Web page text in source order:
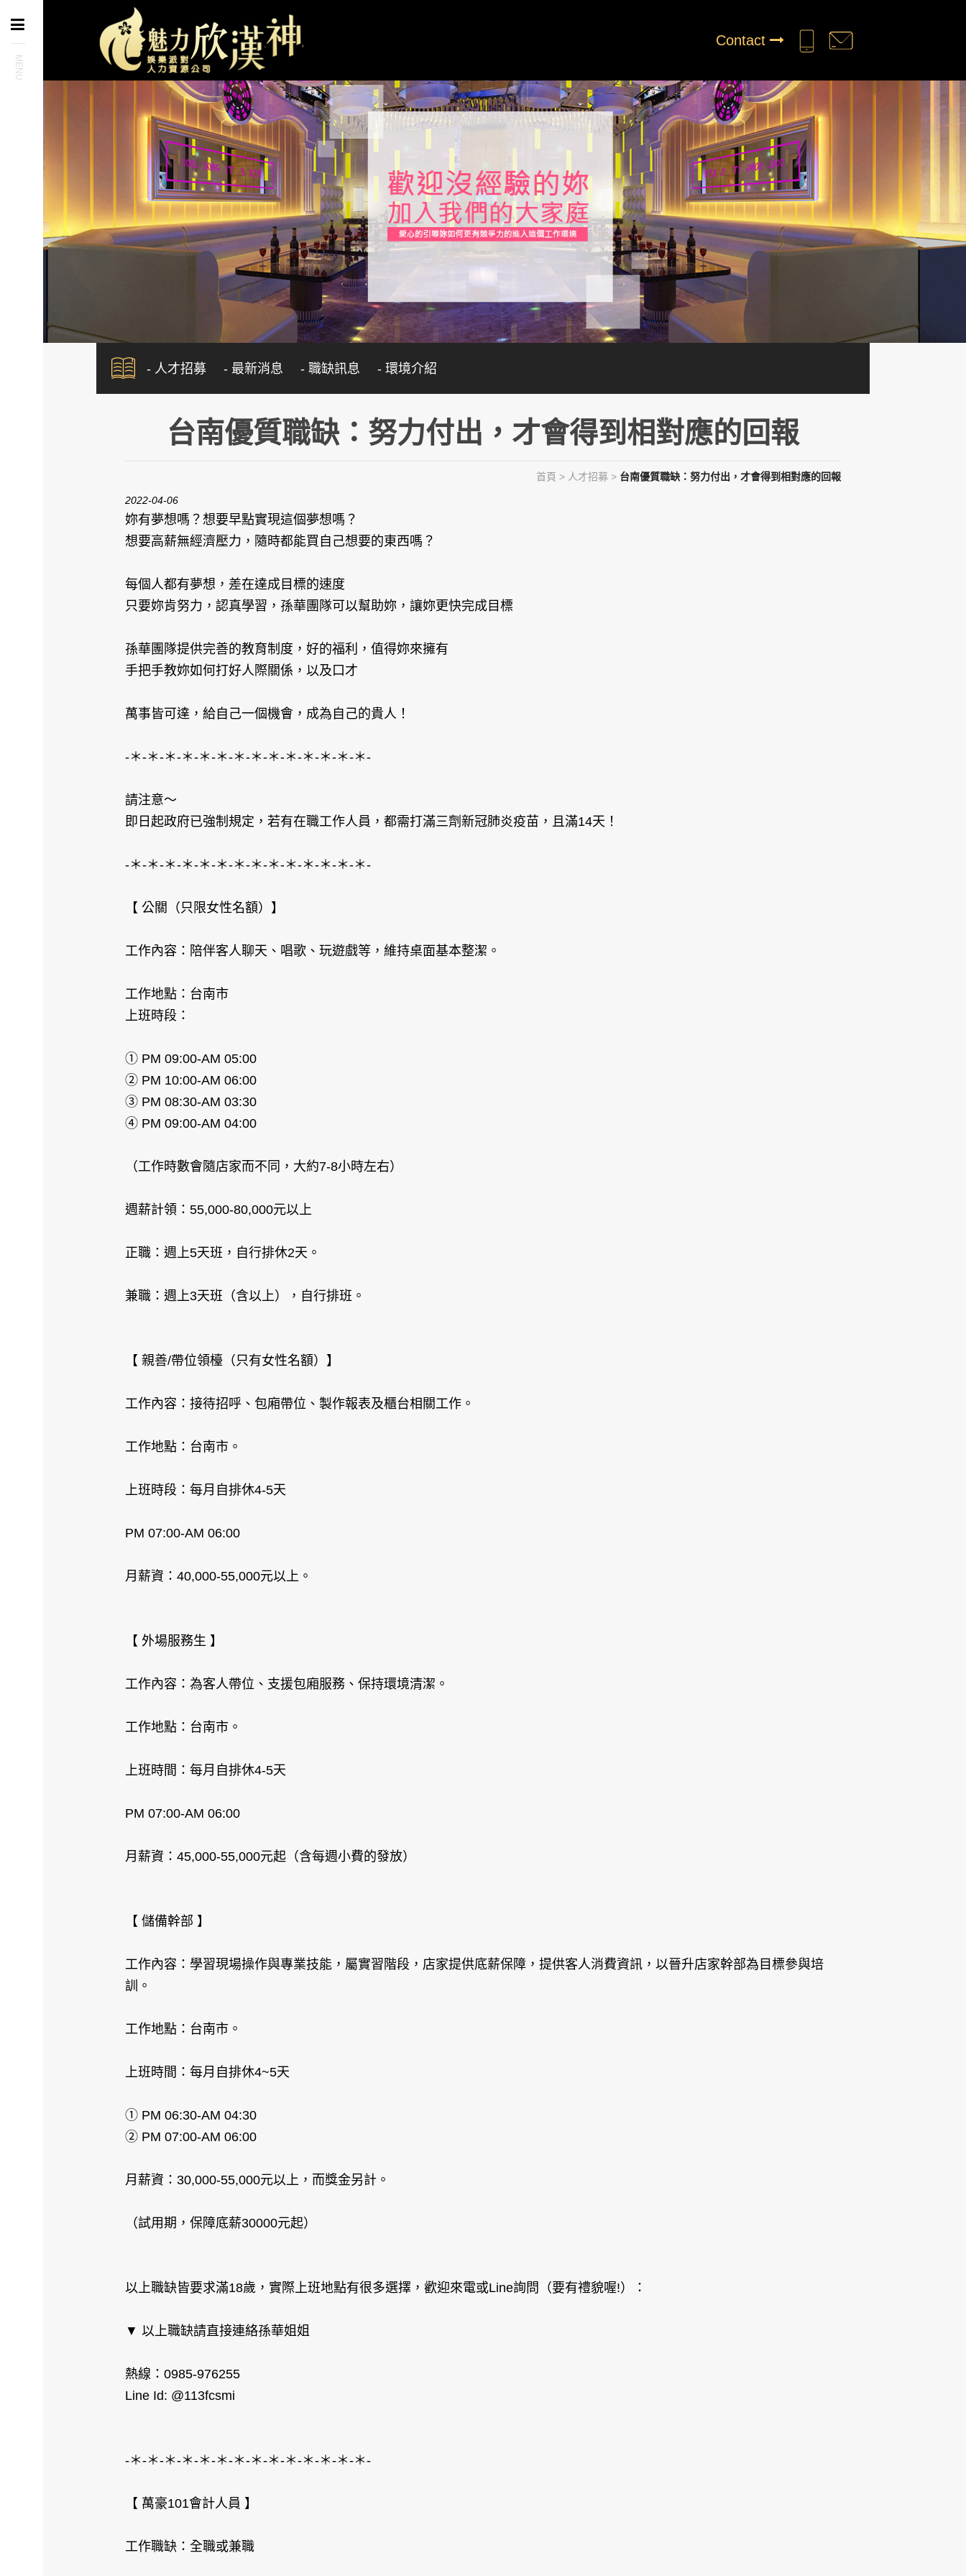
Contact
- 人才招募 - 最新消息 - 職缺訊息 - 環境介紹
台南優質職缺：努力付出，才會得到相對應的回報
首頁 > 人才招募> 台南優質職缺：努力付出，才會得到相對應的回報
2022-04-06
妳有夢想嗎？想要早點實現這個夢想嗎？
想要高薪無經濟壓力，隨時都能買自己想要的東西嗎？
每個人都有夢想，差在達成目標的速度
只要妳肯努力，認真學習，孫華團隊可以幫助妳，讓妳更快完成目標
孫華團隊提供完善的教育制度，好的福利，值得妳來擁有
手把手教妳如何打好人際關係，以及口才
萬事皆可達，給自己一個機會，成為自己的貴人！
-＊-＊-＊-＊-＊-＊-＊-＊-＊-＊-＊-＊-＊-＊-
請注意～
即日起政府已強制規定，若有在職工作人員，都需打滿三劑新冠肺炎疫苗，且滿14天！
-＊-＊-＊-＊-＊-＊-＊-＊-＊-＊-＊-＊-＊-＊-
【 公關（只限女性名額）】
工作內容：陪伴客人聊天、唱歌、玩遊戲等，維持桌面基本整潔。
工作地點：台南市
上班時段：
① PM 09:00-AM 05:00
② PM 10:00-AM 06:00
③ PM 08:30-AM 03:30
④ PM 09:00-AM 04:00
（工作時數會隨店家而不同，大約7-8小時左右）
週薪計領：55,000-80,000元以上
正職：週上5天班，自行排休2天。
兼職：週上3天班（含以上），自行排班。
【 親善/帶位領檯（只有女性名額）】
工作內容：接待招呼、包廂帶位、製作報表及櫃台相關工作。
工作地點：台南市。
上班時段：每月自排休4-5天
PM 07:00-AM 06:00
月薪資：40,000-55,000元以上。
【 外場服務生 】
工作內容：為客人帶位、支援包廂服務、保持環境清潔。
工作地點：台南市。
上班時間：每月自排休4-5天
PM 07:00-AM 06:00
月薪資：45,000-55,000元起（含每週小費的發放）
【 儲備幹部 】
工作內容：學習現場操作與專業技能，屬實習階段，店家提供底薪保障，提供客人消費資訊，以晉升店家幹部為目標參與培
訓。
工作地點：台南市。
上班時間：每月自排休4~5天
① PM 06:30-AM 04:30
② PM 07:00-AM 06:00
月薪資：30,000-55,000元以上，而獎金另計。
（試用期，保障底薪30000元起）
以上職缺皆要求滿18歲，實際上班地點有很多選擇，歡迎來電或Line詢問（要有禮貌喔!）：
▼ 以上職缺請直接連絡孫華姐姐
熱線：0985-976255
Line Id: @113fcsmi
-＊-＊-＊-＊-＊-＊-＊-＊-＊-＊-＊-＊-＊-＊-
【 萬豪101會計人員 】
工作職缺：全職或兼職